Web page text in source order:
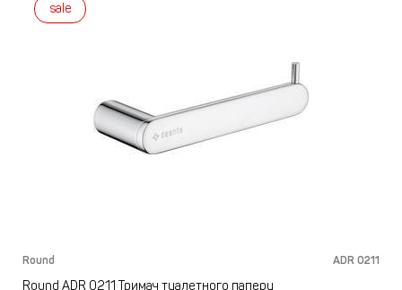
sale
Round ADR 0211
Round ADR 0211 Тримач туалетного паперу